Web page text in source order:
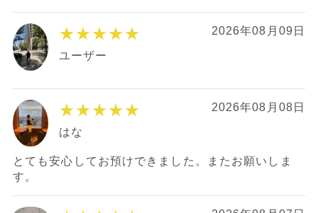
★★★★★ 2026年08月09日
ユーザー
★★★★★ 2026年08月08日
はな
とても安心してお預けできました。またお願いしま
す。